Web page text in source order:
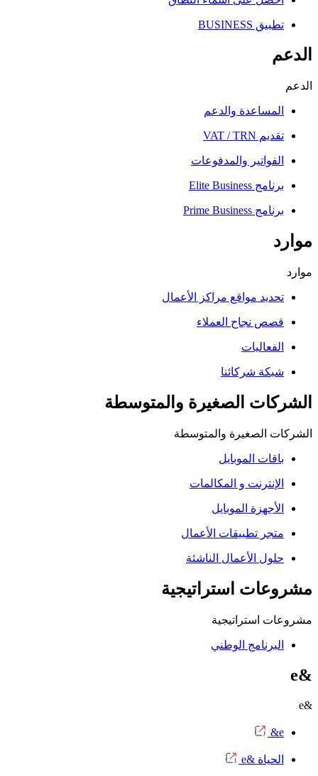
تطبيق BUSINESS
الدعم
الدعم
المساعدة والدعم
تقديم VAT / TRN
الفواتير والمدفوعات
برنامج Elite Business
برنامج Prime Business
موارد
موارد
تحديد مواقع مراكز الأعمال
قصص نجاح العملاء
الفعاليات
شبكة شركائنا
الشركات الصغيرة والمتوسطة
الشركات الصغيرة والمتوسطة
باقات الموبايل
الإنترنت و المكالمات
الأجهزة الموبايل
متجر تطبيقات الأعمال
حلول الأعمال الناشئة
مشروعات استراتيجية
مشروعات استراتيجية
البرنامج الوطني
&e
&e
e&
الحياة &e